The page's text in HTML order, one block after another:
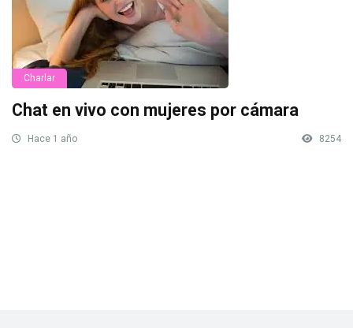
Charlar
Chat en vivo con mujeres por cámara
Hace 1 año 8254